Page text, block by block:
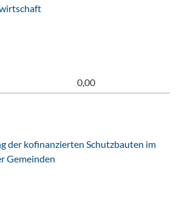
0,00
der kofinanzierten Schutzbauten im
Gemeinden